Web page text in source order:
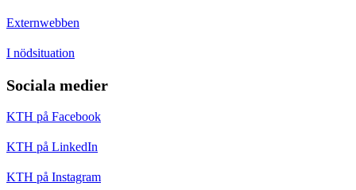
Externwebben
I nödsituation
Sociala medier
KTH på Facebook
KTH på LinkedIn
KTH på Instagram